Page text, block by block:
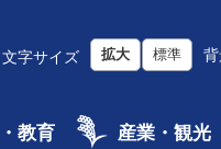
文字サイズ 拡大 標準
教育 産業・観光